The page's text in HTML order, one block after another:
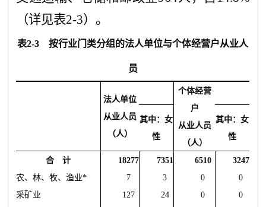
（详见表2-3）。
表2-3 按行业门类分组的法人单位与个体经营户从业人
员
法人单位
从业人员
（人）
个体经营
户
从业人员
（人）
其中：女
性
其中：女
性
合 计 18277 7351 6510
3247
农、林、牧、渔业* 7 3 0
0
采矿业
127 24 0
0